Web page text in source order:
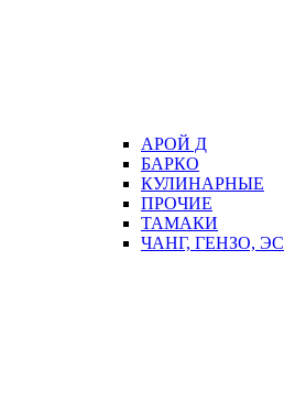
АРОЙ Д
БАРКО
КУЛИНАРНЫЕ
ПРОЧИЕ
ТАМАКИ
ЧАНГ, ГЕНЗО,